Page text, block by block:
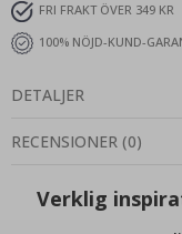
FRI FRAKT ÖVER 349 KR
100% NÖJD-KUND-
DETALJER
RECENSIONER (0)
Verklig